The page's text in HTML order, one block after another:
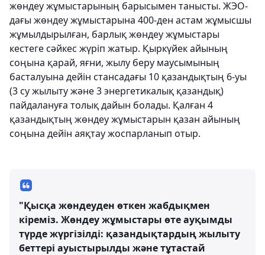
жөндеу жұмыстарының барысымен танысты. ЖЭО-
дағы жөндеу жұмыстарына 400-ден астам жұмысшы
жұмылдырылған, барлық жөндеу жұмыстары
кестеге сәйкес жүріп жатыр. Қыркүйек айының
соңына қарай, яғни, жылу беру маусымының
басталуына дейін стансадағы 10 қазандықтың 6-уы
(3 су жылыту және 3 энергетикалық қазандық)
пайдалануға толық дайын болады. Қалған 4
қазандықтың жөндеу жұмыстарын қазан айының
соңына дейін аяқтау жоспарланып отыр.
"Қысқа жөндеуден өткен жабдықмен
кіреміз. Жөндеу жұмыстары өте ауқымды
түрде жүргізілді: қазандықтардың жылыту
беттері ауыстырылды және тұтастай